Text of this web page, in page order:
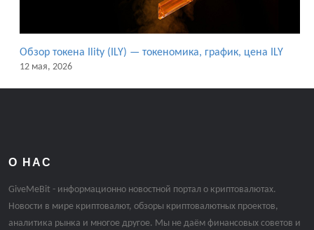
Обзор токена Ility (ILY) — токеномика, график, цена ILY
12 мая, 2026
О НАС
GiveMeBit - информационно новостной портал о криптовалютах.
Новости в мире криптовалют, обзоры криптовалютных проектов,
аналитика рынка и многое другое. Мы не даём финансовых советов и